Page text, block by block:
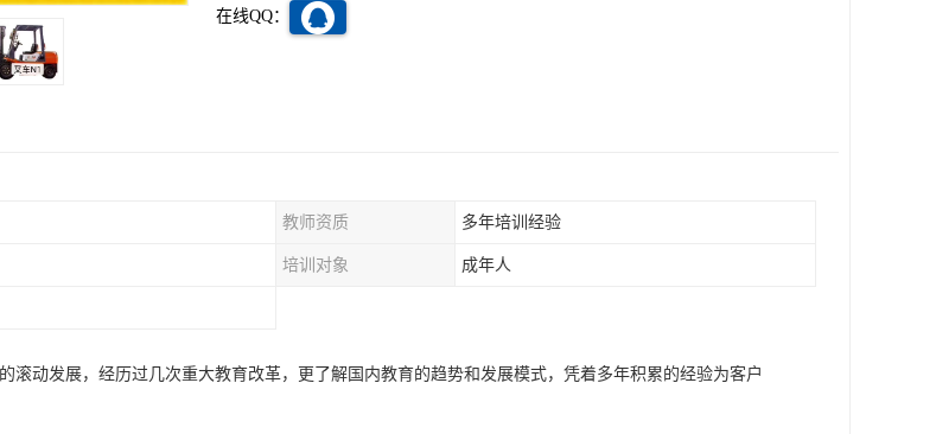
在线QQ：
教师资质 多年培训经验
培训对象 成年人
滚动发展，经历过几次重大教育改革，更了解国内教育的趋势和发展模式，凭着多年积累的经验为客户